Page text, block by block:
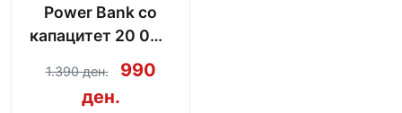
Power Bank со
капацитет 20 000
mAh + кабел за
полнење
1.390 ден.
990
ден.